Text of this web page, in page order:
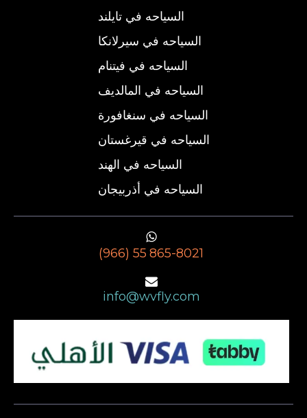
السياحه في تايلند
السياحه في سيرلانكا
السياحه في فيتنام
السياحه في المالديف
السياحه في سنغافورة
السياحه في قيرغستان
السياحه في الهند
السياحه في أذربيجان
(966) 55 865-8021
info@wvfly.com